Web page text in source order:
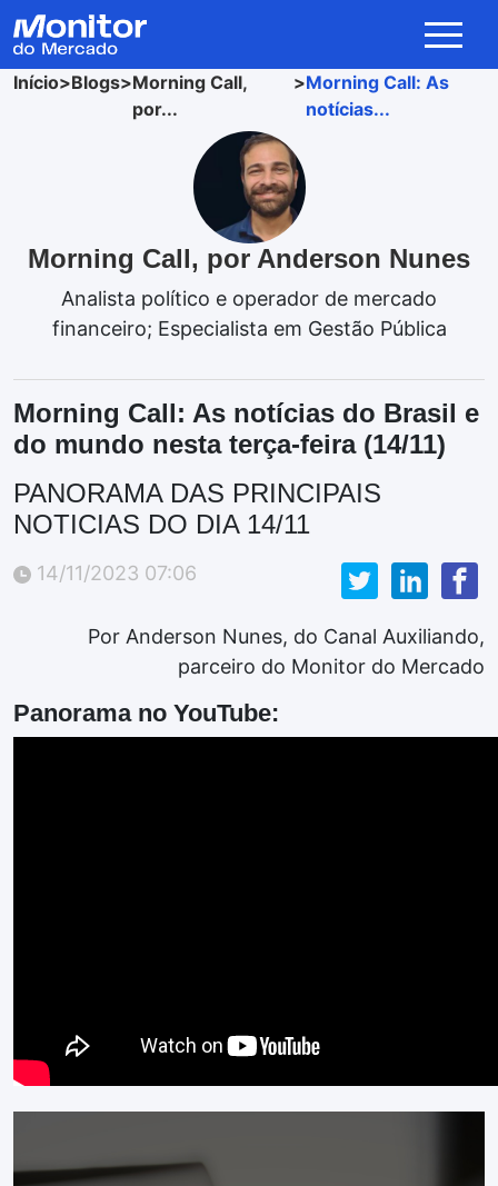
Início>Blogs>Morning Call,
por...
>Morning Call: As
notícias...
Morning Call, por Anderson Nunes
Analista político e operador de mercado
financeiro; Especialista em Gestão Pública
Morning Call: As notícias do Brasil e
do mundo nesta terça-feira (14/11)
PANORAMA DAS PRINCIPAIS
NOTICIAS DO DIA 14/11
14/11/2023 07:06
Por Anderson Nunes, do Canal Auxiliando,
parceiro do Monitor do Mercado
Panorama no YouTube: